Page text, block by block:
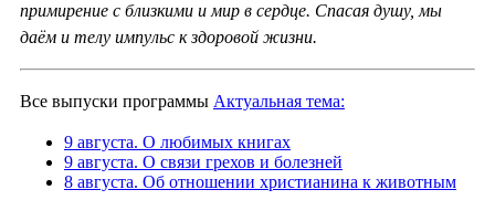
примирение с близкими и мир в сердце. Спасая душу, мы
даём и телу импульс к здоровой жизни.
Все выпуски программы Актуальная тема:
9 августа. О любимых книгах
9 августа. О связи грехов и болезней
8 августа. Об отношении христианина к животным